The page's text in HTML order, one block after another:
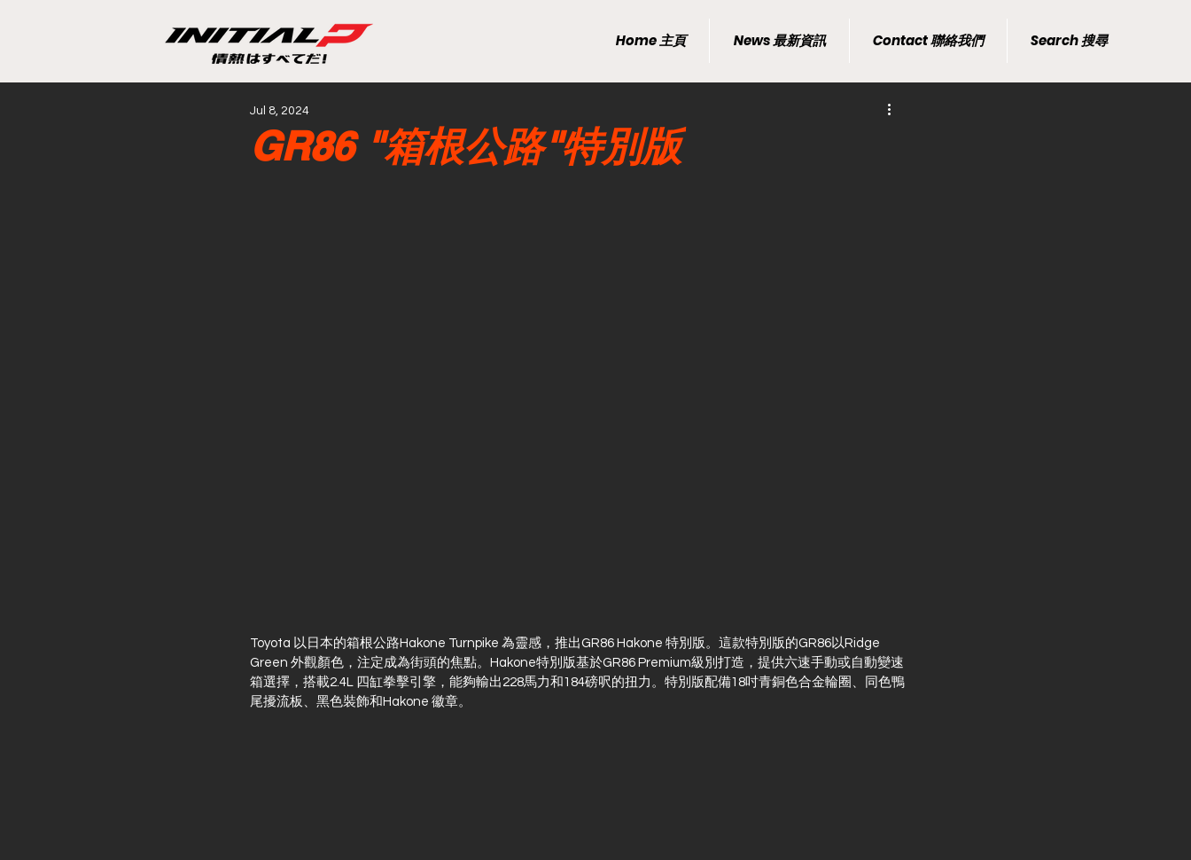
Home 主頁 News 最新資訊 Contact 聯絡我們 Search 搜尋
GR86 "箱根公路"特別版
Jul 8, 2024
Toyota 以日本的箱根公路Hakone Turnpike 為靈感，推出GR86 Hakone 特別版。這款特別版的GR86以Ridge
Green 外觀顏色，注定成為街頭的焦點。Hakone特別版基於GR86 Premium級別打造，提供六速手動或自動變速
箱選擇，搭載2.4L 四缸拳擊引擎，能夠輸出228馬力和184磅呎的扭力。特別版配備18吋青銅色合金輪圈、同色鴨
尾擾流板、黑色裝飾和Hakone 徽章。